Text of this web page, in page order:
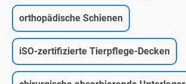
orthopädische Schienen
iSO-zertifizierte Tierpflege-Decken